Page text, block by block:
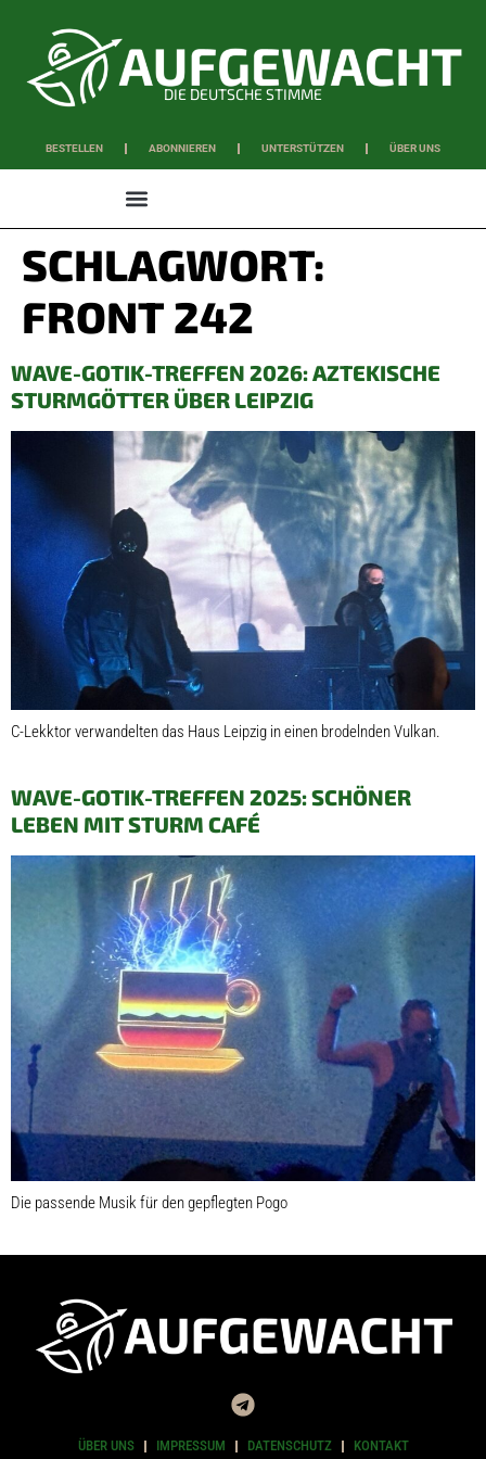
DIE DEUTSCHE STIMME
BESTELLEN ABONNIEREN UNTERSTÜTZEN ÜBER UNS
SCHLAGWORT:
FRONT 242
WAVE-GOTIK-TREFFEN 2026: AZTEKISCHE
STURMGÖTTER ÜBER LEIPZIG
C-Lekktor verwandelten das Haus Leipzig in einen brodelnden Vulkan.
WAVE-GOTIK-TREFFEN 2025: SCHÖNER
LEBEN MIT STURM CAFÉ
Die passende Musik für den gepflegten Pogo
ÜBER UNS IMPRESSUM DATENSCHUTZ KONTAKT